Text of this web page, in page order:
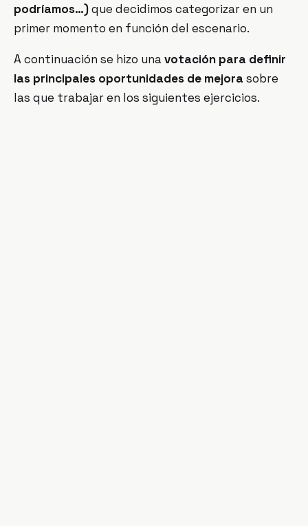
podríamos…)que decidimos categorizar en un
primer momento en función del escenario.
A continuación se hizo unavotación para definir
las principales oportunidades de mejora sobre
las que trabajar en los siguientes ejercicios.